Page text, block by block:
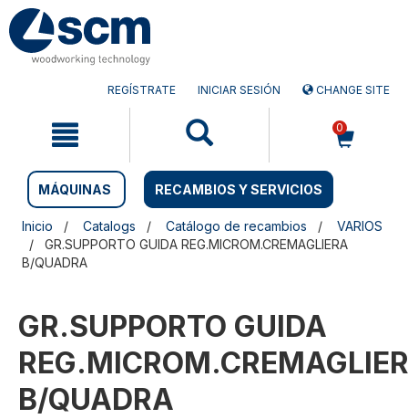
Saltar
contenido
Saltar
menú
REGÍSTRATE INICIAR SESIÓN CHANGE SITE
0
MÁQUINAS RECAMBIOS Y SERVICIOS
Inicio Catalogs Catálogo de recambios
VARIOS
GR.SUPPORTO GUIDA REG.MICROM.CREMAGLIERA
B/QUADRA
GR.SUPPORTO GUIDA
B/QUADRA